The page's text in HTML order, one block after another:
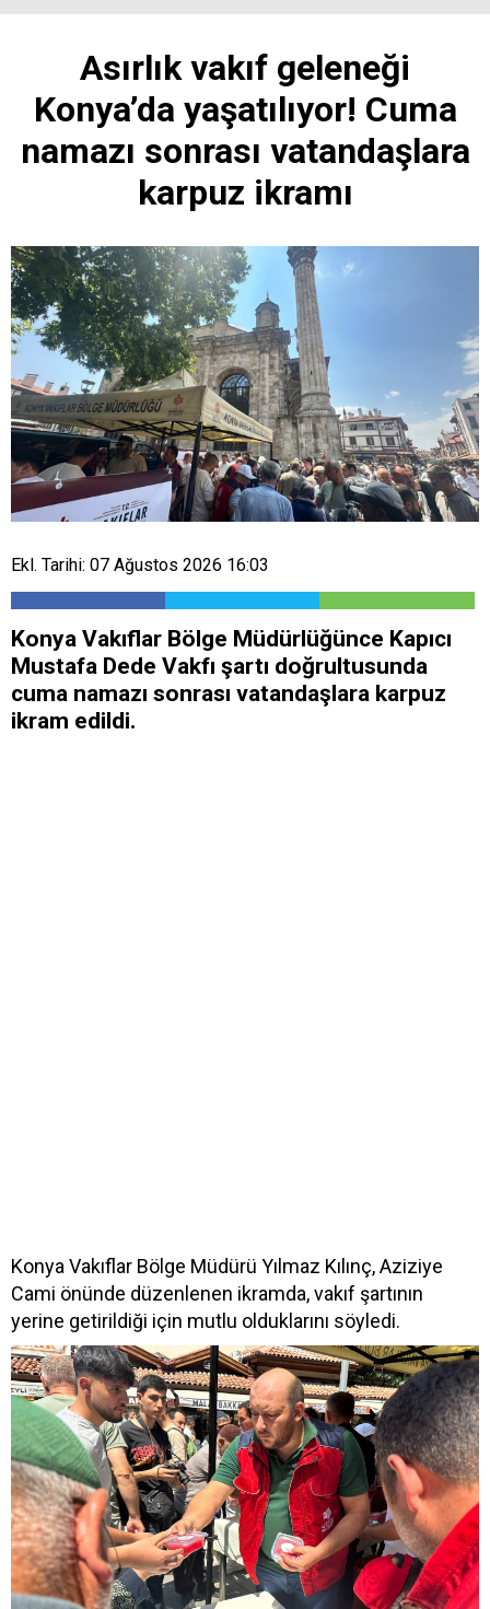
Asırlık vakıf geleneği
Konya’da yaşatılıyor! Cuma
namazı sonrası vatandaşlara
karpuz ikramı
Ekl. Tarihi: 07 Ağustos 2026 16:03
Konya Vakıflar Bölge Müdürlüğünce Kapıcı
Mustafa Dede Vakfı şartı doğrultusunda
cuma namazı sonrası vatandaşlara karpuz
ikram edildi.
Konya Vakıflar Bölge Müdürü Yılmaz Kılınç, Aziziye
Cami önünde düzenlenen ikramda, vakıf şartının
yerine getirildiği için mutlu olduklarını söyledi.